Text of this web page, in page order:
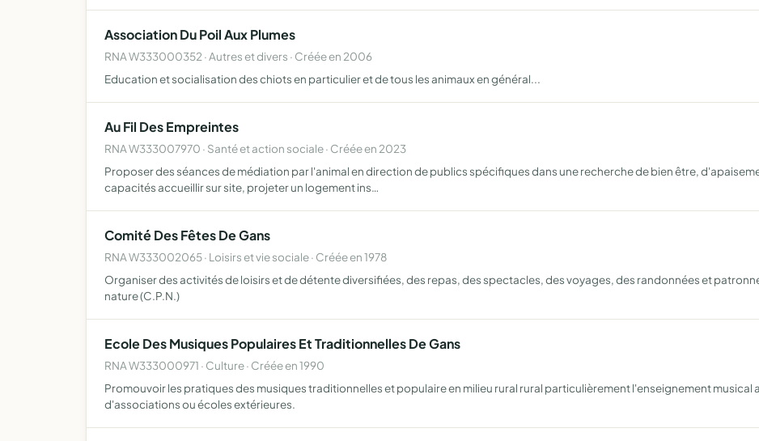
Association Du Poil Aux Plumes
RNA W333000352 · Autres et divers · Créée en 2006
Education et socialisation des chiots en particulier et de tous les animaux en général...
Au Fil Des Empreintes
RNA W333007970 · Santé et action sociale · Créée en 2023
Proposer des séances de médiation par l'animal en direction de publics spécifiques dans une recherche de bien être,
capacités accueillir sur site, projeter un logement ins…
Comité Des Fêtes De Gans
RNA W333002065 · Loisirs et vie sociale · Créée en 1978
Organiser des activités de loisirs et de détente diversifiées, des repas, des spectacles, des voyages, des randonnées et
nature (C.P.N.)
Ecole Des Musiques Populaires Et Traditionnelles De Gans
RNA W333000971 · Culture · Créée en 1990
Promouvoir les pratiques des musiques traditionnelles et populaire en milieu rural rural particulièrement l'enseignement musical
d'associations ou écoles extérieures.